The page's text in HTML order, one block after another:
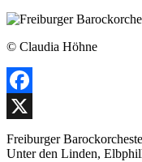
© Claudia Höhne
Facebook
X
Freiburger
Unter den Linden,